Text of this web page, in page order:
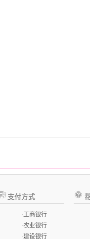
支付方式
·工商银行
·农业银行
·建设银行